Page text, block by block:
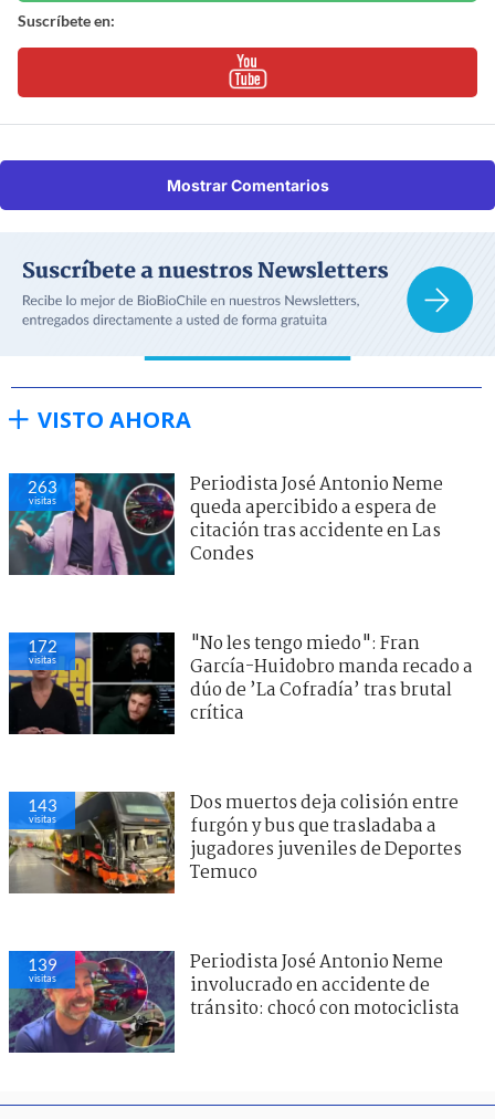
Suscríbete en:
Mostrar Comentarios
VISTO AHORA
263
visitas
Periodista José Antonio Neme
queda apercibido a espera de
citación tras accidente en Las
Condes
172
visitas
"No les tengo miedo": Fran
García-Huidobro manda recado a
dúo de ’La Cofradía’ tras brutal
crítica
143
visitas
Dos muertos deja colisión entre
furgón y bus que trasladaba a
jugadores juveniles de Deportes
Temuco
139
visitas
Periodista José Antonio Neme
involucrado en accidente de
tránsito: chocó con motociclista